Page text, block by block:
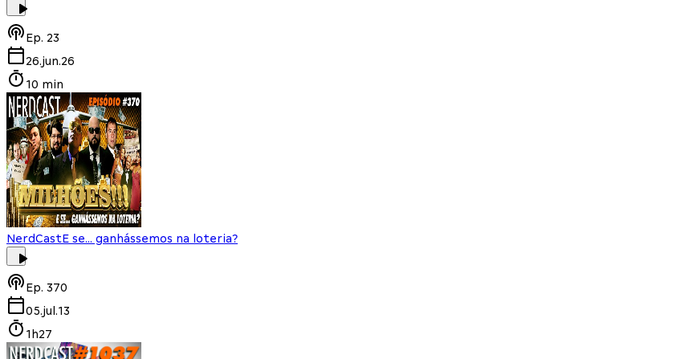
Ep. 23
26.jun.26
10 min
NerdCastE se... ganhássemos na loteria?
Ep. 370
05.jul.13
1h27